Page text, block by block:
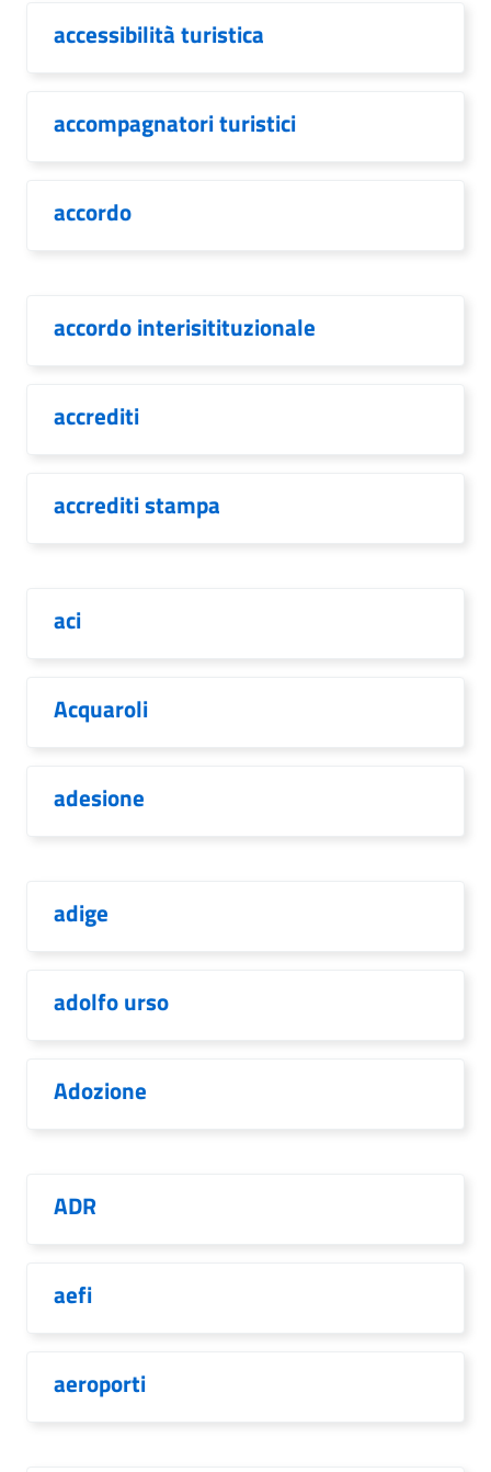
accessibilità turistica
accompagnatori turistici
accordo
accordo interisitituzionale
accrediti
accrediti stampa
aci
Acquaroli
adesione
adige
adolfo urso
Adozione
ADR
aefi
aeroporti